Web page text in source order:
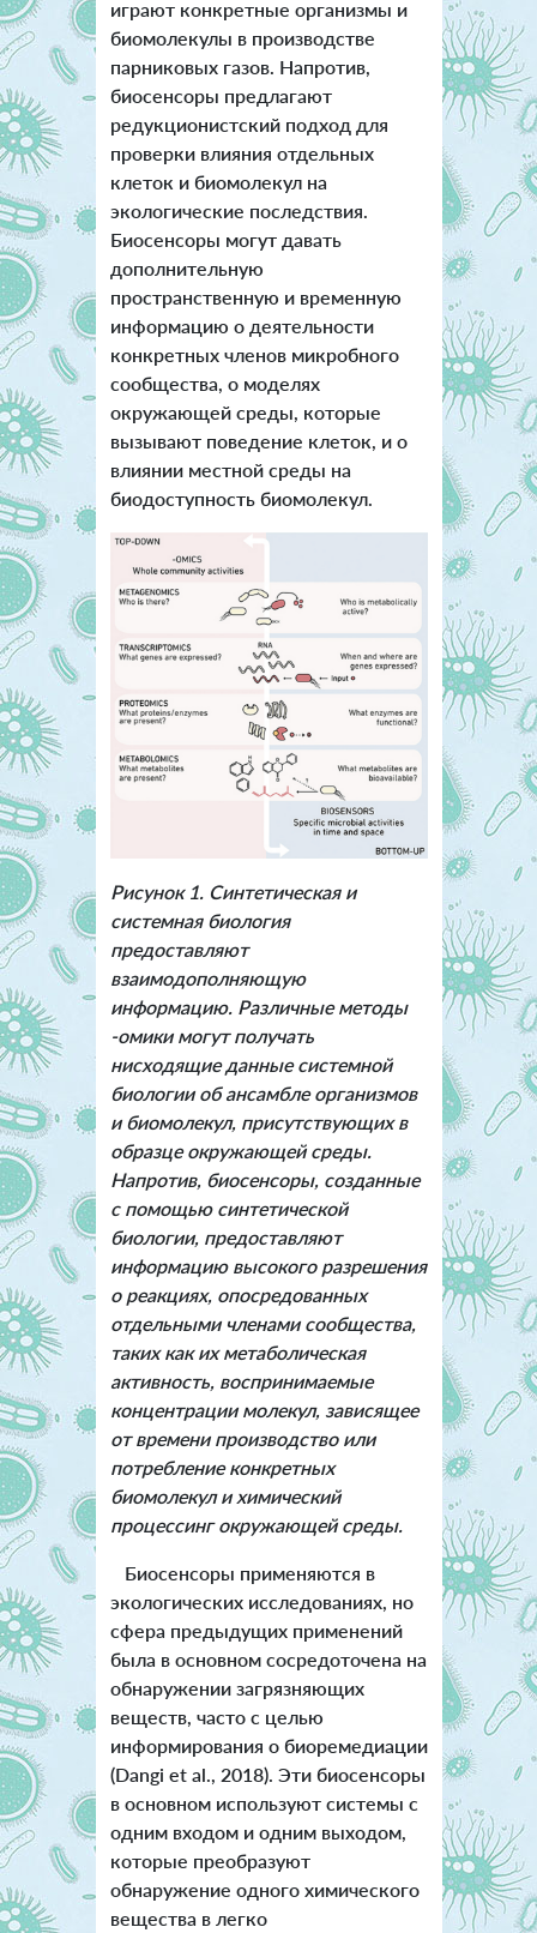
играют конкретные организмы и
биомолекулы в производстве
парниковых газов. Напротив,
биосенсоры предлагают
редукционистский подход для
проверки влияния отдельных
клеток и биомолекул на
экологические последствия.
Биосенсоры могут давать
дополнительную
пространственную и временную
информацию о деятельности
конкретных членов микробного
сообщества, о моделях
окружающей среды, которые
вызывают поведение клеток, и о
влиянии местной среды на
биодоступность биомолекул.
Рисунок 1. Синтетическая и
системная биология
предоставляют
взаимодополняющую
информацию. Различные методы
-омики могут получать
нисходящие данные системной
биологии об ансамбле организмов
и биомолекул, присутствующих в
образце окружающей среды.
Напротив, биосенсоры, созданные
с помощью синтетической
биологии, предоставляют
информацию высокого разрешения
о реакциях, опосредованных
отдельными членами сообщества,
таких как их метаболическая
активность, воспринимаемые
концентрации молекул, зависящее
от времени производство или
потребление конкретных
биомолекул и химический
процессинг окружающей среды.
Биосенсоры применяются в
экологических исследованиях, но
сфера предыдущих применений
была в основном сосредоточена на
обнаружении загрязняющих
веществ, часто с целью
информирования о биоремедиации
(Dangi et al., 2018). Эти биосенсоры
в основном используют системы с
одним входом и одним выходом,
которые преобразуют
обнаружение одного химического
вещества в легко